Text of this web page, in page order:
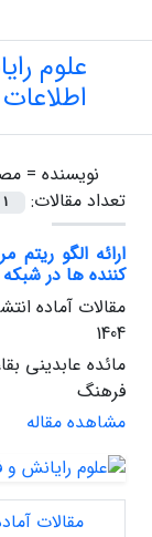
علوم
اطلاعات
نویسنده =
تعداد مقالات:
1
ارائه الگو ریتم
کننده ها در
مقالات آماده
1404
مائده عابدینی
فرهنگ
مشاهده مقاله
مقالات